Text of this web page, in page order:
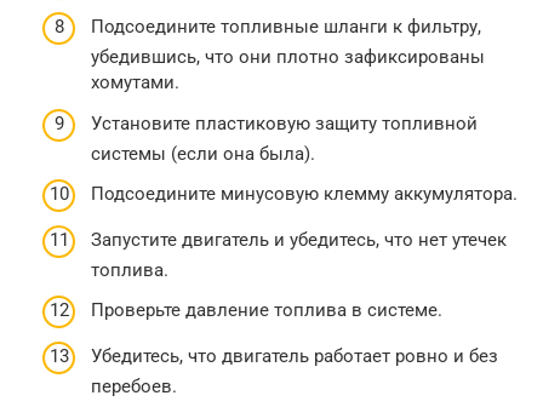
Подсоедините топливные шланги к фильтру,
убедившись, что они плотно зафиксированы
хомутами.
Установите пластиковую защиту топливной
системы (если она была).
Подсоедините минусовую клемму аккумулятора.
Запустите двигатель и убедитесь, что нет утечек
топлива.
Проверьте давление топлива в системе.
Убедитесь, что двигатель работает ровно и без
перебоев.